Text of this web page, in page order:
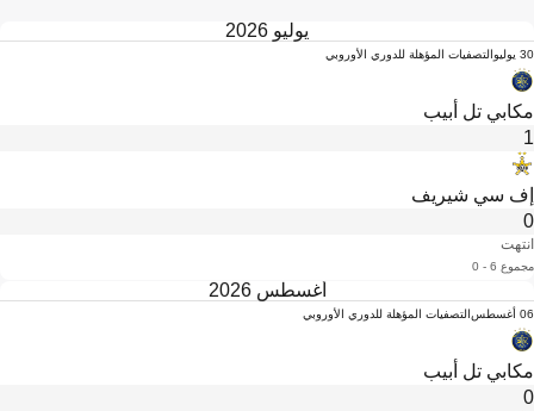
يوليو 2026
30 يوليو التصفيات المؤهلة للدوري الأوروبي
مكابي تل أبيب
1
إف سي شيريف
0
انتهت
مجموع 6 - 0
أغسطس 2026
06 أغسطس التصفيات المؤهلة للدوري الأوروبي
مكابي تل أبيب
0